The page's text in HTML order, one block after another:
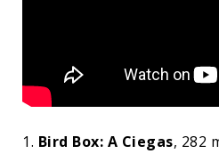
1. Bird Box: A Ciegas, 282